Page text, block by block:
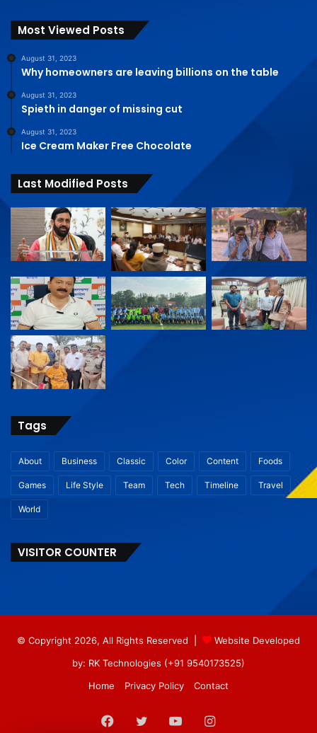
Most Viewed Posts
August 31, 2023
Why homeowners are leaving billions on the table
August 31, 2023
Spieth in danger of missing cut
August 31, 2023
Ice Cream Maker Free Chocolate
Last Modified Posts
Tags
About Business Classic Color Content Foods
Games Life Style Team Tech Timeline Travel
World
VISITOR COUNTER
© Copyright 2026, All Rights Reserved |
Website Developed
by: RK Technologies (+91 9540173525)
Home
Privacy Policy Contact
Facebook
TwitterYouTubeInstagram